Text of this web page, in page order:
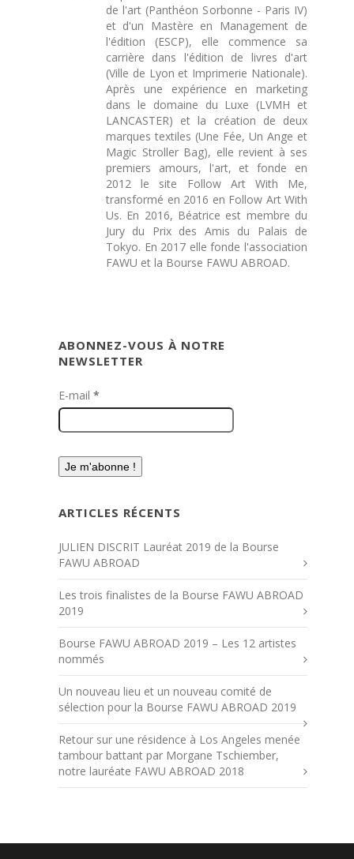
de l'art (Panthéon Sorbonne - Paris IV)
et d'un Mastère en Management de
l'édition (ESCP), elle commence sa
carrière dans l'édition de livres d'art
(Ville de Lyon et Imprimerie Nationale).
Après une expérience en marketing
dans le domaine du Luxe (LVMH et
LANCASTER) et la création de deux
marques textiles (Une Fée, Un Ange et
Magic Stroller Bag), elle revient à ses
premiers amours, l'art, et fonde en
2012 le site Follow Art With Me,
transformé en 2016 en Follow Art With
Us. En 2016, Béatrice est membre du
Jury du Prix des Amis du Palais de
Tokyo. En 2017 elle fonde l'association
FAWU et la Bourse FAWU ABROAD.
ABONNEZ-VOUS À NOTRE
NEWSLETTER
E-mail *
ARTICLES RÉCENTS
JULIEN DISCRIT Lauréat 2019 de la Bourse
FAWU ABROAD
Les trois finalistes de la Bourse FAWU ABROAD
2019
Bourse FAWU ABROAD 2019 – Les 12 artistes
nommés
Un nouveau lieu et un nouveau comité de
sélection pour la Bourse FAWU ABROAD 2019
Retour sur une résidence à Los Angeles menée
tambour battant par Morgane Tschiember,
notre lauréate FAWU ABROAD 2018